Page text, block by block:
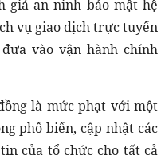
giá an ninh bảo mật hệ
vụ giao dịch trực tuyến
vào vận hành chính
là mức phạt với một
phổ biến, cập nhật các
của tổ chức cho tất cả